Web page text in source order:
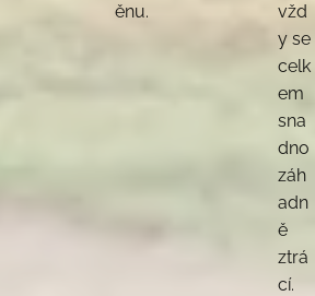
ěnu.
vžd
y se
celk
em
sna
dno
záh
adn
ě
ztrá
cí.